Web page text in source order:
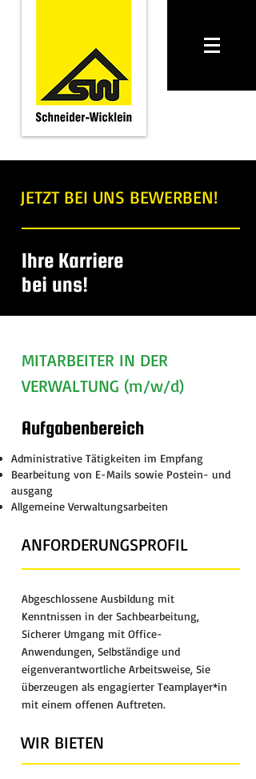
JETZT BEI UNS BEWERBEN!
Ihre Karriere
bei uns!
MITARBEITER IN DER
VERWALTUNG (m/w/d)
Aufgabenbereich
Administrative Tätigkeiten im Empfang
Bearbeitung von E-Mails sowie Postein- und
ausgang
Allgemeine Verwaltungsarbeiten
ANFORDERUNGSPROFIL
Abgeschlossene Ausbildung mit
Kenntnissen in der Sachbearbeitung,
Sicherer Umgang mit Office-
Anwendungen, Selbständige und
eigenverantwortliche Arbeitsweise, Sie
überzeugen als engagierter Teamplayer*in
mit einem offenen Auftreten.
WIR BIETEN